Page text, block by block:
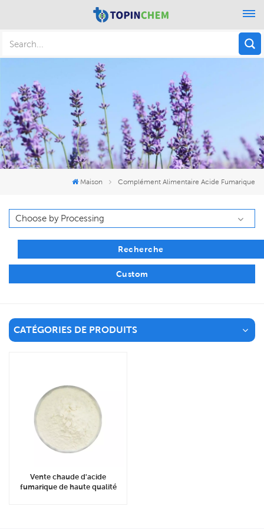
Maison Complément Alimentaire Acide Fumarique
Recherche
Custom
CATÉGORIES DE PRODUITS
Vente chaude d'acide
fumarique de haute qualité